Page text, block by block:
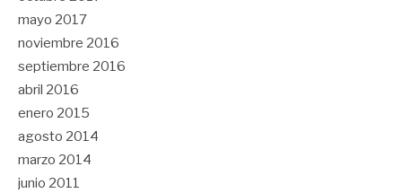
mayo 2017
noviembre 2016
septiembre 2016
abril 2016
enero 2015
agosto 2014
marzo 2014
junio 2011